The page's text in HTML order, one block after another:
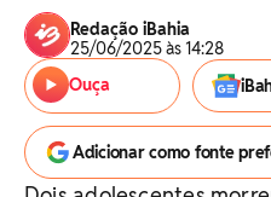
Redação iBahia
25/06/2025 às 14:28
Ouça
Adicionar como fonte